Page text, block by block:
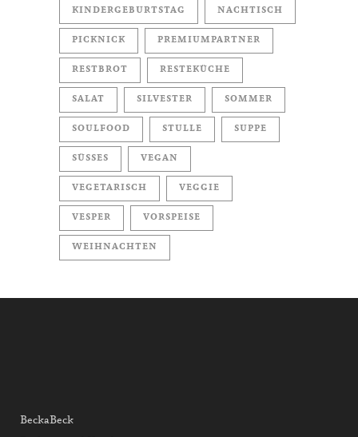
KINDERGEBURTSTAG NACHTISCH
PICKNICK PREMIUMPARTNER
RESTBROT RESTEKÜCHE
SALAT SILVESTER SOMMER
SOULFOOD STULLE SUPPE
SÜSSES VEGAN
VEGETARISCH VEGGIE
VESPER VORSPEISE
WEIHNACHTEN
BeckaBeck